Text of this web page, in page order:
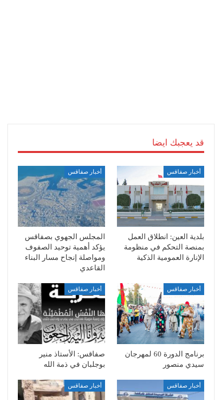
قد يعجبك ايضا
أخبار صفاقس
بلدية العين: انطلاق العمل
بمنصة التحكم في منظومة
الإنارة العمومية الذكية
أخبار صفاقس
المجلس الجهوي بصفاقس
يؤكد أهمية توحيد الصفوف
ومواصلة إنجاح مسار البناء
القاعدي
أخبار صفاقس
برنامج الدورة 60 لمهرجان
سيدي منصور
أخبار صفاقس
صفاقس: الأستاذ منير
بوجلبان في ذمة الله
أخبار صفاقس أخبار صفاقس